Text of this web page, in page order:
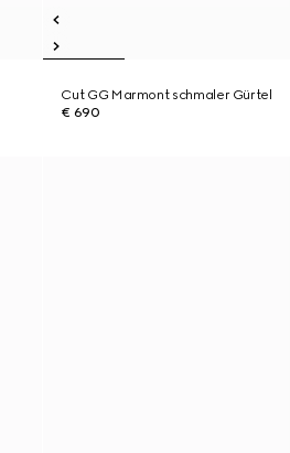
Cut GG Marmont schmaler Gürtel
€ 690